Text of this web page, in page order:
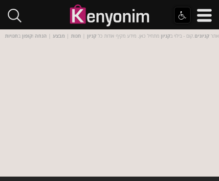
אתר קניונים.קום - בילוי בקניון מתחיל כאן. מידע מקיף אודות כל קניון | חנות | מבצע | הנחה וקופון בחנויות